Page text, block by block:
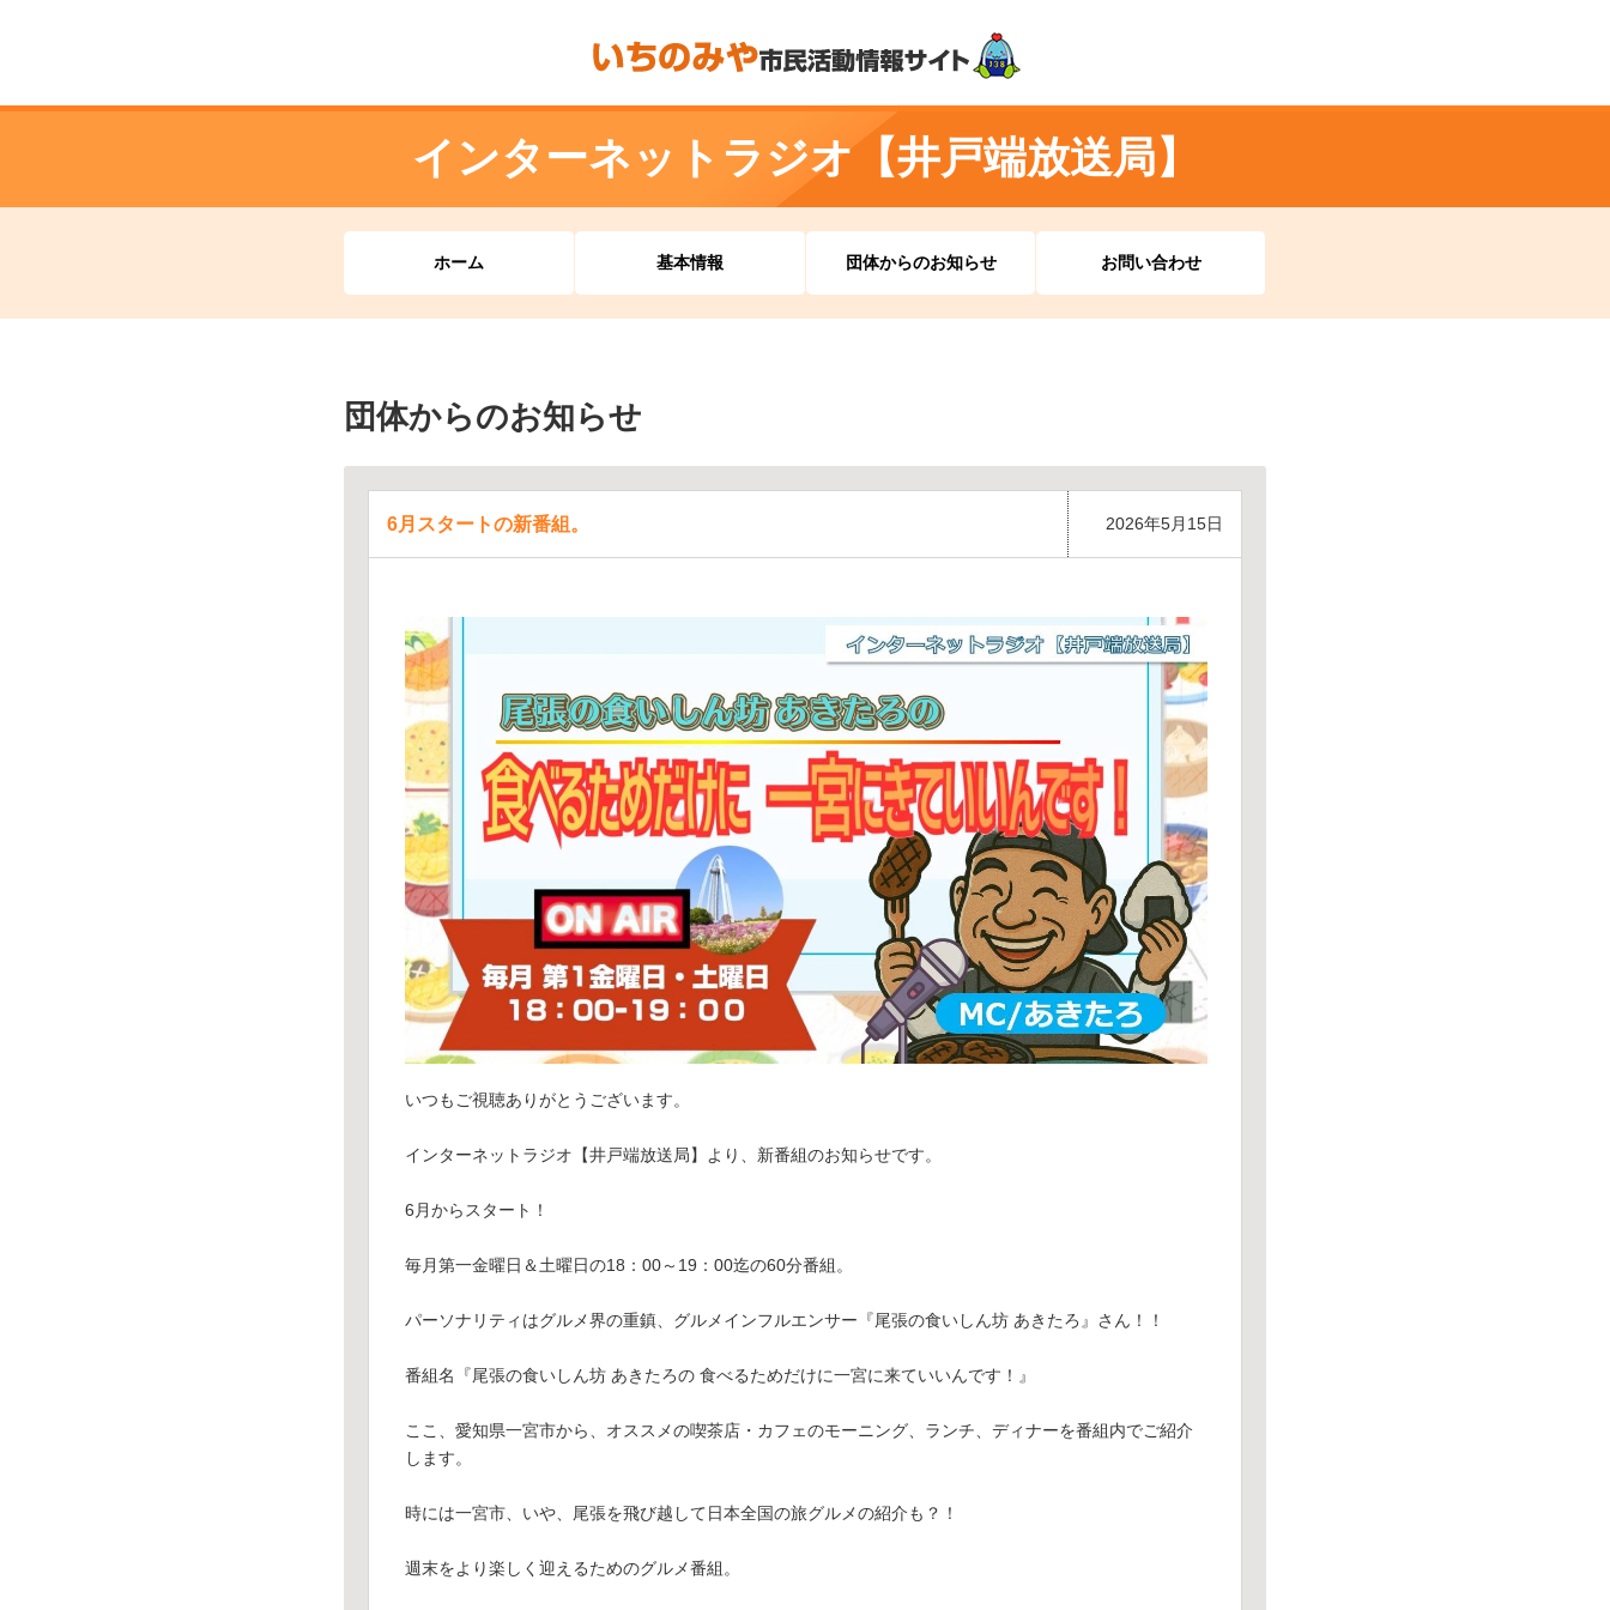
インターネットラジオ【井戸端放送局】
ホーム 基本情報 団体からのお知らせ お問い合わせ
団体からのお知らせ
6月スタートの新番組。 2026年5月15日
いつもご視聴ありがとうございます。
インターネットラジオ【井戸端放送局】より、新番組のお知らせです。
6月からスタート！
毎月第一金曜日＆土曜日の18：00～19：00迄の60分番組。
パーソナリティはグルメ界の重鎮、グルメインフルエンサー『尾張の食いしん坊 あきたろ』さん！！
番組名『尾張の食いしん坊 あきたろの 食べるためだけに一宮に来ていいんです！』
ここ、愛知県一宮市から、オススメの喫茶店・カフェのモーニング、ランチ、ディナーを番組内でご紹介
します。
時には一宮市、いや、尾張を飛び越して日本全国の旅グルメの紹介も？！
週末をより楽しく迎えるためのグルメ番組。